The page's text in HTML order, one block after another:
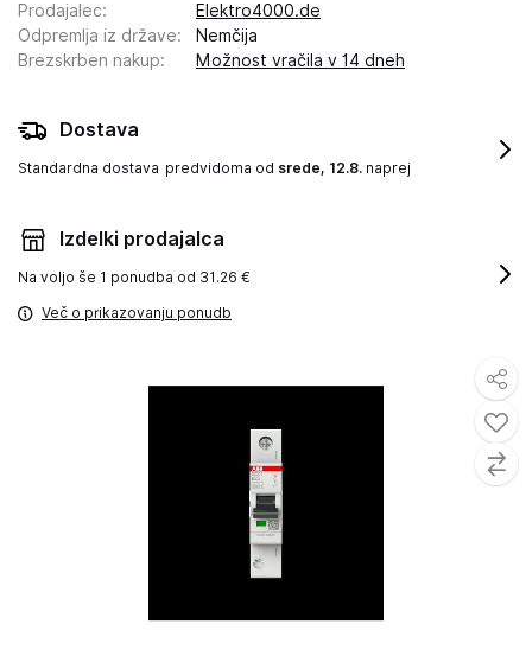
Prodajalec:
Elektro4000.de
Odpremlja iz države:
Nemčija
Brezskrben nakup: Možnost vračila v 14 dneh
Dostava
Standardna dostava predvidoma od srede, 12.8. naprej
Izdelki prodajalca
Na voljo še 1 ponudba od 31.26 €
Več o prikazovanju ponudb